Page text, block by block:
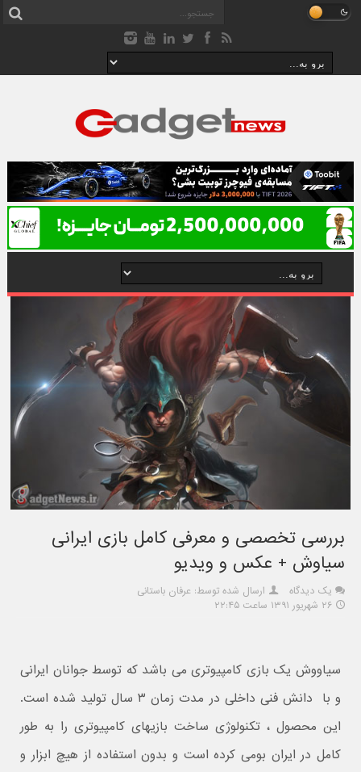
بررسی تخصصی و معرفی کامل بازی ایرانی
سیاوش + عکس و ویدیو
یک دیدگاه
ارسال شده توسط: عرفان باستانی
۲۶ شهریور ۱۳۹۱ ساعت ۲۲:۴۵
سیاووش یک بازی کامپیوتری می باشد که توسط جوانان ایرانی
و با دانش فنی داخلی در مدت زمان ۳ سال تولید شده است.
این محصول ، تکنولوژی ساخت بازیهای کامپیوتری را به طور
کامل در ایران بومی کرده است و بدون استفاده از هیچ ابزار و